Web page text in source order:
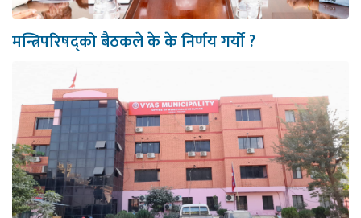
मन्त्रिपरिषद्को बैठकले के के निर्णय गर्यो ?